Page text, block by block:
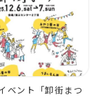
ベント「卸街まつ